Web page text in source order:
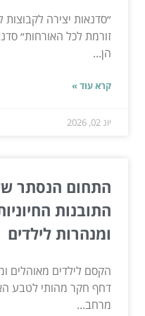
״סדנאות יצירה
זורמת לכל האורחות״
הן...
קרא עוד »
יונ 02, 2026
התחום הנסתר
התובנות
ומנהרות לילדים
הקסם לילדים מאוהלים
דחף חקר מהותי לטבע
מרחב...